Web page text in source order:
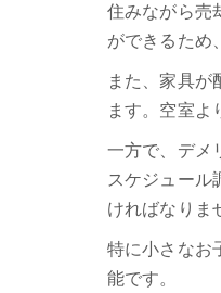
住みながら売
ができるため
また、家具が
ます。空室よ
一方で、デメ
スケジュール
ければなりま
特に小さなお
能です。